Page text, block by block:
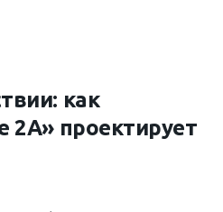
как
2А» проектирует